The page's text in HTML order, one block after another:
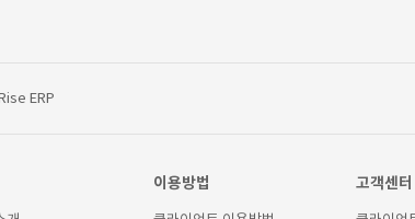
ERP
이용방법 고객센터